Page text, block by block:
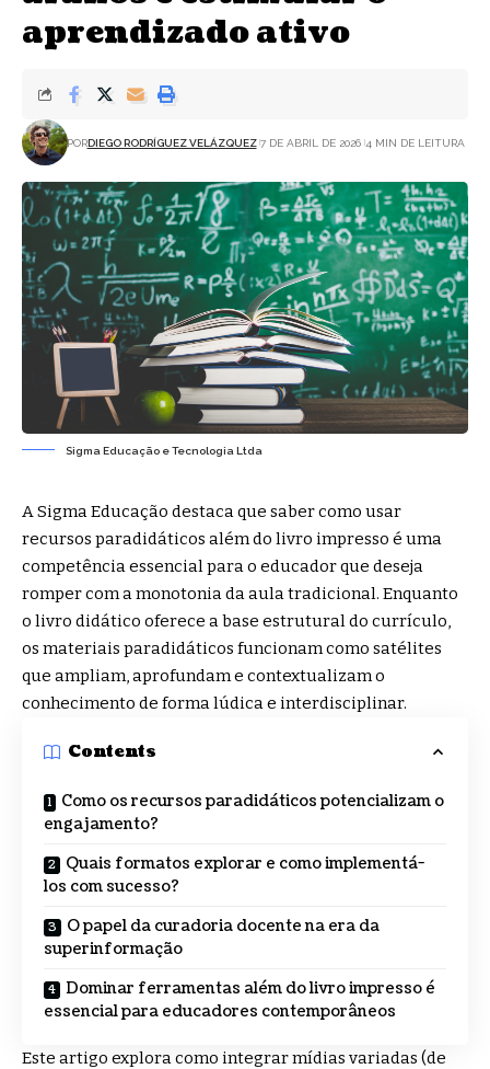
aprendizado ativo
PORDIEGO RODRÍGUEZ VELÁZQUEZ 7 DE ABRIL DE 2026 4 MIN DE LEITURA
Sigma Educação e Tecnologia Ltda
A Sigma Educação destaca que saber como usar
recursos paradidáticos além do livro impresso é uma
competência essencial para o educador que deseja
romper com a monotonia da aula tradicional. Enquanto
o livro didático oferece a base estrutural do currículo,
os materiais paradidáticos funcionam como satélites
que ampliam, aprofundam e contextualizam o
conhecimento de forma lúdica e interdisciplinar.
Contents
Como os recursos paradidáticos potencializam o
engajamento?
Quais formatos explorar e como implementá-
los com sucesso?
O papel da curadoria docente na era da
superinformação
Dominar ferramentas além do livro impresso é
essencial para educadores contemporâneos
Este artigo explora como integrar mídias variadas (de